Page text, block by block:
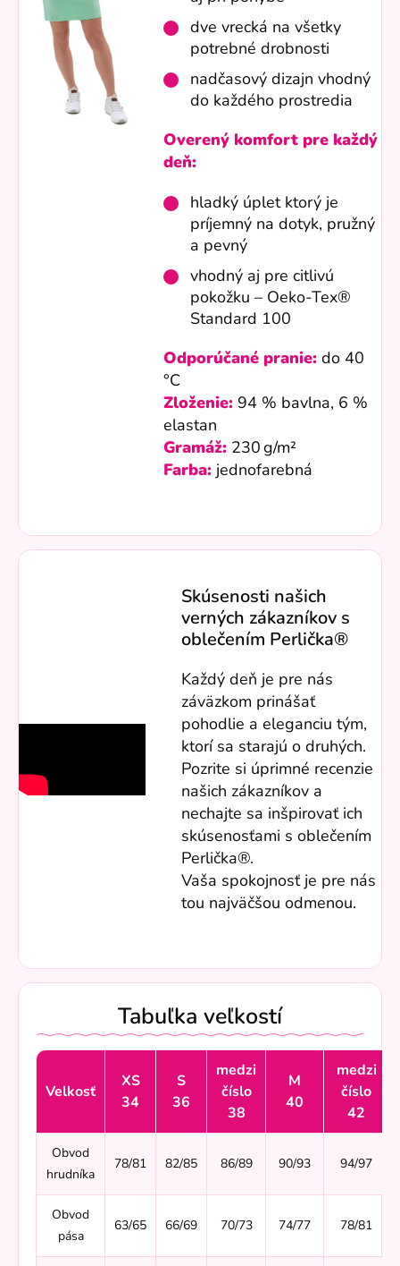
dve vrecká na všetky
potrebné drobnosti
nadčasový dizajn vhodný
do každého prostredia
Overený komfort pre každý
deň:
hladký úplet ktorý je
príjemný na dotyk, pružný
a pevný
vhodný aj pre citlivú
pokožku – Oeko-Tex®
Standard 100
Odporúčané pranie: do 40
°C
Zloženie: 94 % bavlna, 6 %
elastan
Gramáž: 230 g/m²
Farba: jednofarebná
Skúsenosti našich
verných zákazníkov s
oblečením Perlička®
Každý deň je pre nás
záväzkom prinášať
pohodlie a eleganciu tým,
ktorí sa starajú o druhých.
Pozrite si úprimné recenzie
našich zákazníkov a
nechajte sa inšpirovať ich
skúsenosťami s oblečením
Perlička®.
Vaša spokojnosť je pre nás
tou najväčšou odmenou.
Tabuľka veľkostí
Velkosť
XS
34
S
36
medzi
číslo
38
M
40
medzi
číslo
42
Obvod
hrudníka
78/81 82/85 86/89 90/93 94/97
Obvod
pása
63/65 66/69 70/73 74/77 78/81